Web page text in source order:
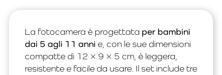
La fotocamera è progettata per bambini
dai 5 agli 11 anni e, con le sue dimensioni
compatte di 12 × 9 × 5 cm, è leggera,
resistente e facile da usare. Il set include tre